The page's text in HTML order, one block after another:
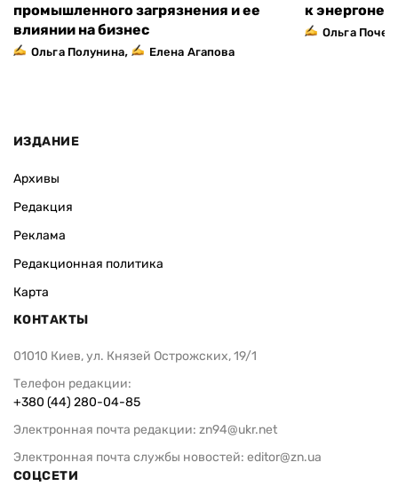
промышленного загрязнения и ее
влиянии на бизнес
Ольга Полунина, Елена Агапова
к
Ольга Почеп
ИЗДАНИЕ
Архивы
Редакция
Реклама
Редакционная политика
Карта
КОНТАКТЫ
01010 Киев, ул. Князей Острожских, 19/1
Телефон редакции:
+380 (44) 280-04-85
Электронная почта редакции: zn94@ukr.net
Электронная почта службы новостей: editor@zn.ua
СОЦСЕТИ